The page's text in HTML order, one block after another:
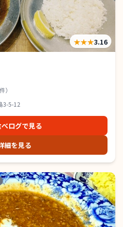
★★★3.16
件）
3-5-12
ログで見る
細を見る